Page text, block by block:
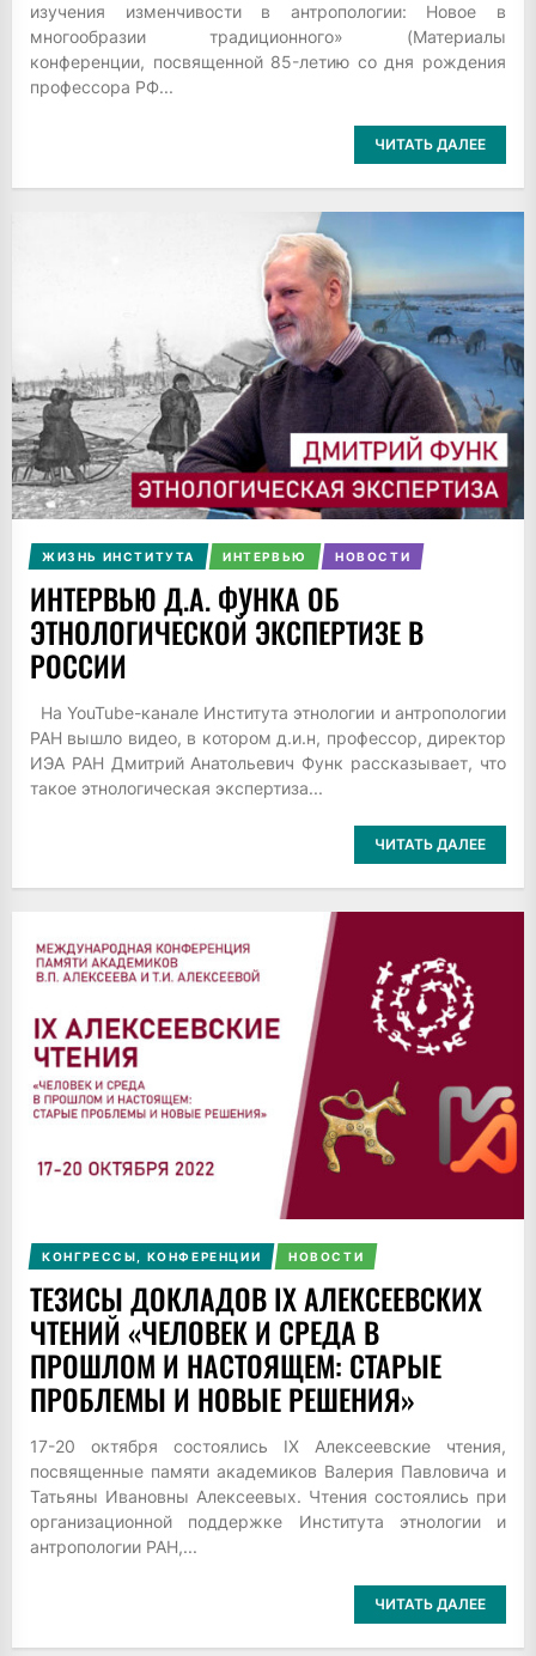
изучения изменчивости в антропологии: Новое в
многообразии традиционного» (Материалы
конференции, посвященной 85-летию со дня рождения
профессора РФ...
ЧИТАТЬ ДАЛЕЕ
ЖИЗНЬ ИНСТИТУТА ИНТЕРВЬЮ НОВОСТИ
ИНТЕРВЬЮ Д.А. ФУНКА ОБ
ЭТНОЛОГИЧЕСКОЙ ЭКСПЕРТИЗЕ В
РОССИИ
На YouTube-канале Института этнологии и антропологии
РАН вышло видео, в котором д.и.н, профессор, директор
ИЭА РАН Дмитрий Анатольевич Функ рассказывает, что
такое этнологическая экспертиза...
ЧИТАТЬ ДАЛЕЕ
КОНГРЕССЫ, КОНФЕРЕНЦИИ НОВОСТИ
ТЕЗИСЫ ДОКЛАДОВ IX АЛЕКСЕЕВСКИХ
ЧТЕНИЙ «ЧЕЛОВЕК И СРЕДА В
ПРОШЛОМ И НАСТОЯЩЕМ: СТАРЫЕ
ПРОБЛЕМЫ И НОВЫЕ РЕШЕНИЯ»
17-20 октября состоялись IX Алексеевские чтения,
посвященные памяти академиков Валерия Павловича и
Татьяны Ивановны Алексеевых. Чтения состоялись при
организационной поддержке Института этнологии и
антропологии РАН,...
ЧИТАТЬ ДАЛЕЕ